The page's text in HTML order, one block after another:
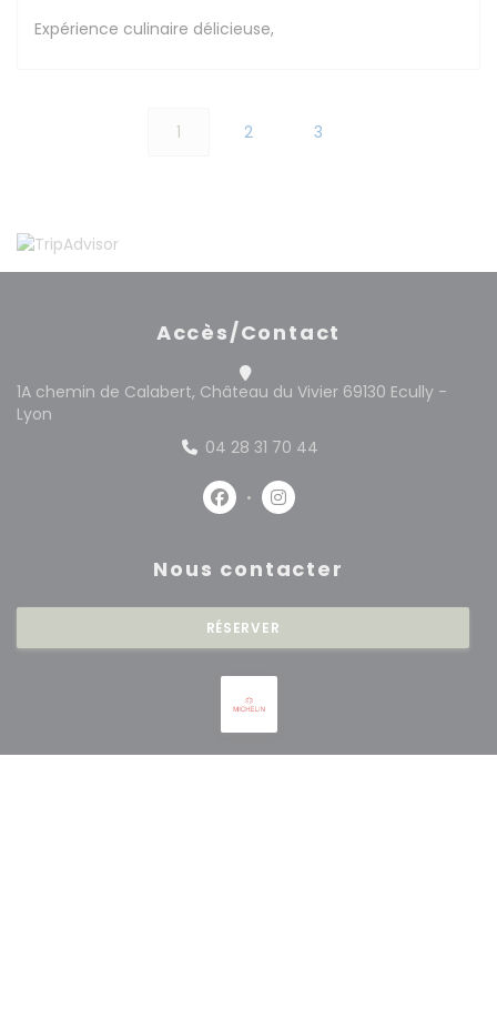
Expérience culinaire délicieuse,
1 2 3
Accès/Contact
1A chemin de Calabert, Château du Vivier 69130 Ecully -
Lyon
04 28 31 70 44
Facebook ((ouvre une
Instagram ((ouvre une
Nous contacter
RÉSERVER